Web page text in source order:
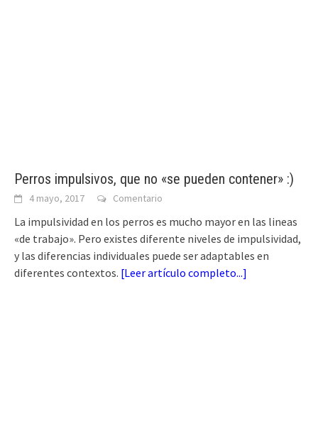
Perros impulsivos, que no «se pueden contener» :)
4 mayo, 2017 Comentario
La impulsividad en los perros es mucho mayor en las lineas
«de trabajo». Pero existes diferente niveles de impulsividad,
y las diferencias individuales puede ser adaptables en
diferentes contextos. [Leer artículo completo...]